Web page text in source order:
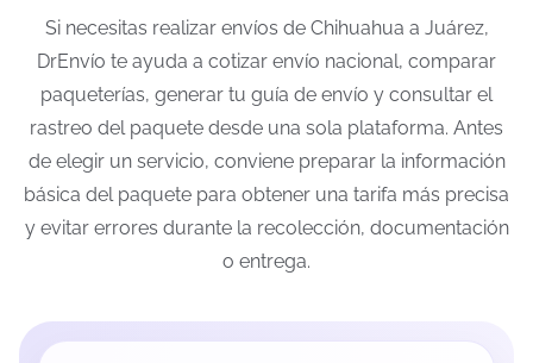
Si necesitas realizar envíos de Chihuahua a Juárez,
DrEnvío te ayuda a cotizar envío nacional, comparar
paqueterías, generar tu guía de envío y consultar el
rastreo del paquete desde una sola plataforma. Antes
de elegir un servicio, conviene preparar la información
básica del paquete para obtener una tarifa más precisa
y evitar errores durante la recolección, documentación
o entrega.